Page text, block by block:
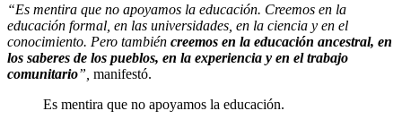
“Es mentira que no apoyamos la educación. Creemos en la
educación formal, en las universidades, en la ciencia y en el
conocimiento. Pero también creemos en la educación ancestral, en
los saberes de los pueblos, en la experiencia y en el trabajo
comunitario”, manifestó.
Es mentira que no apoyamos la educación.